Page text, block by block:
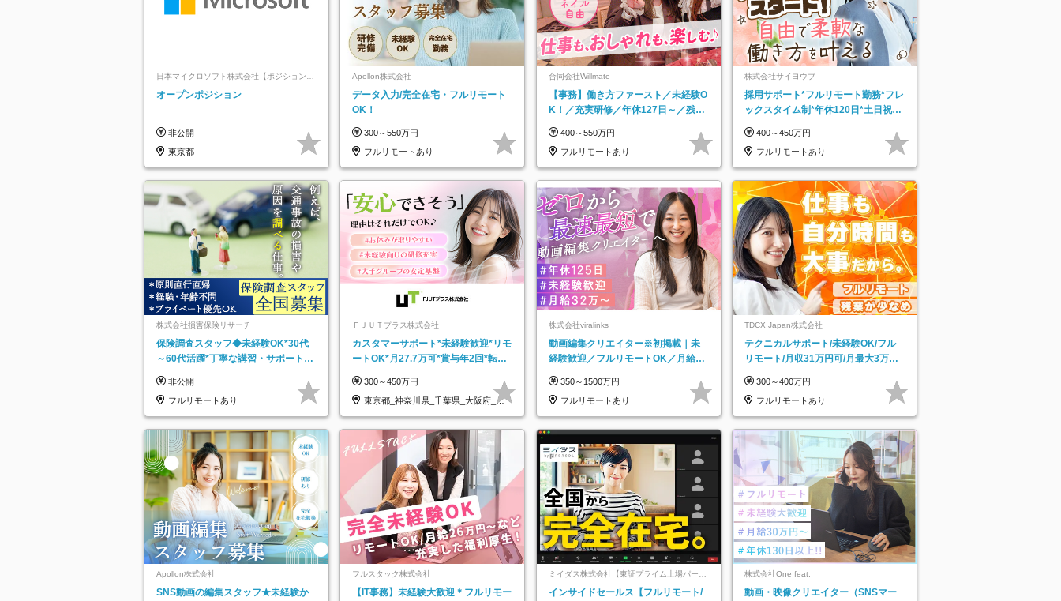
日本マイクロソフト株式会社【ポジションマ
ッチ登録】
オープンポジション
非公開
東京都
Apollon株式会社
データ入力/完全在宅・フルリモート
OK！
300～550万円
フルリモートあり
合同会社Willmate
【事務】働き方ファースト／未経験O
K！／充実研修／年休127日～／残業
400～550万円
フルリモートあり
株式会社サイヨウブ
採用サポート*フルリモート勤務*フレ
ックスタイム制*年休120日*土日祝休
400～450万円
フルリモートあり
株式会社損害保険リサーチ
保険調査スタッフ◆未経験OK*30代
～60代活躍*丁寧な講習・サポートあ
託
非公開
フルリモートあり
ＦＪＵＴプラス株式会社
カスタマーサポート*未経験歓迎*リモ
ートOK*月27.7万可*賞与年2回*転勤
300～450万円
東京都_神奈川県_千葉県_大阪府_愛
知県…
株式会社viralinks
動画編集クリエイター※初掲載｜未
経験歓迎／フルリモートOK／月給32
350～1500万円
フルリモートあり
TDCX Japan株式会社
テクニカルサポート/未経験OK/フル
リモート/月収31万円可/月最大3万の
300～400万円
フルリモートあり
Apollon株式会社
SNS動画の編集スタッフ★未経験か
フルスタック株式会社
【IT事務】未経験大歓迎＊フルリモー
ミイダス株式会社【東証プライム上場パーソ
インサイドセールス【フルリモート/
株式会社One feat.
動画・映像クリエイター（SNSマー